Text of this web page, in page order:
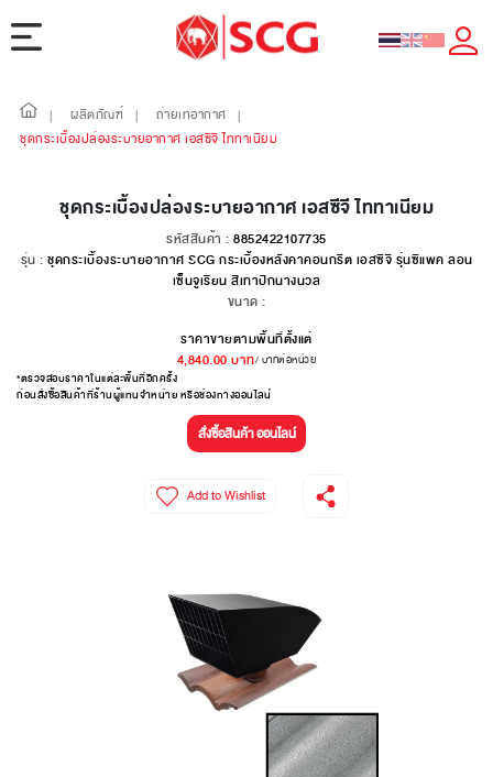
| ผลิตภัณฑ์ | ถ่ายเทอากาศ
|
ชุดกระเบื้องปล่องระบายอากาศ เอสซีจี ไททาเนียม
ชุดกระเบื้องปล่องระบายอากาศ เอสซีจี ไททาเนียม
รหัสสินค้า : 8852422107735
รุ่น : ชุดกระเบื้องระบายอากาศ SCG กระเบื้องหลังคาคอนกรีต เอสซีจี รุ่นซีแพค ลอน
เซ็นจูเรียน สีเทาปีกนางนวล
ขนาด :
ราคาขายตามพื้นที่ตั้งแต่
4,840.00 บาท/ บาทต่อหน่วย
*ตรวจสอบราคาในแต่ละพื้นที่อีกครั้ง
ก่อนสั่งซื้อสินค้าที่ร้านผู้แทนจำหน่าย หรือช่องทางออนไลน์
สั่งซื้อสินค้า ออนไลน์
Add to Wishlist